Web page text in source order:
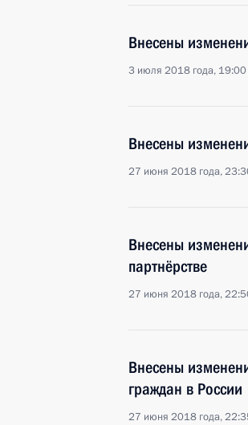
Внесены
3 июля 2018 года, 19:00
Внесены
27 июня 2018 года,
Внесены
партнёрстве
27 июня 2018 года,
Внесены
граждан в России
27 июня 2018 года,